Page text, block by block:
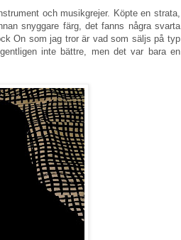
och musikgrejer. Köpte en strata,
snyggare färg, det fanns några svarta
On som jag tror är vad som säljs på typ
inte bättre, men det var bara en